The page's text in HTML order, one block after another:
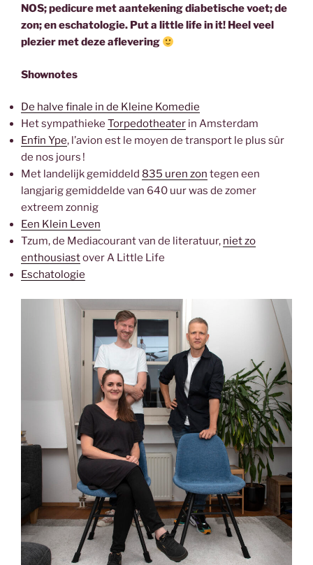
NOS; pedicure met aantekening diabetische voet; de
zon; en eschatologie. Put a little life in it! Heel veel
plezier met deze aflevering
Shownotes
De halve finale in de Kleine Komedie
Het sympathieke Torpedotheater in Amsterdam
Enfin Ype, l’avion est le moyen de trans­port le plus sûr
de nos jours !
Met landelijk gemiddeld 835 uren zon tegen een
langjarig gemiddelde van 640 uur was de zomer
extreem zonnig
Een Klein Leven
Tzum, de Mediacourant van de literatuur, niet zo
enthousiastover A Little Life
Eschatologie